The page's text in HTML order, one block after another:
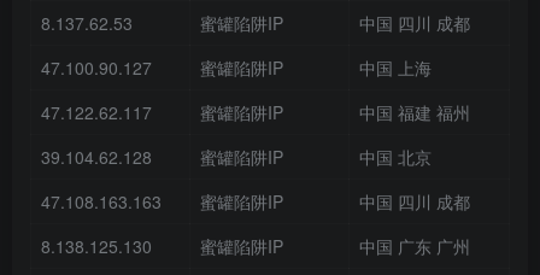
8.137.62.53
蜜罐陷阱IP
中国 四川 成都
47.100.90.127
蜜罐陷阱IP
中国 上海
47.122.62.117
蜜罐陷阱IP
中国 福建 福州
39.104.62.128
蜜罐陷阱IP
中国 北京
47.108.163.163
蜜罐陷阱IP
中国 四川 成都
8.138.125.130
蜜罐陷阱IP
中国 广东 广州